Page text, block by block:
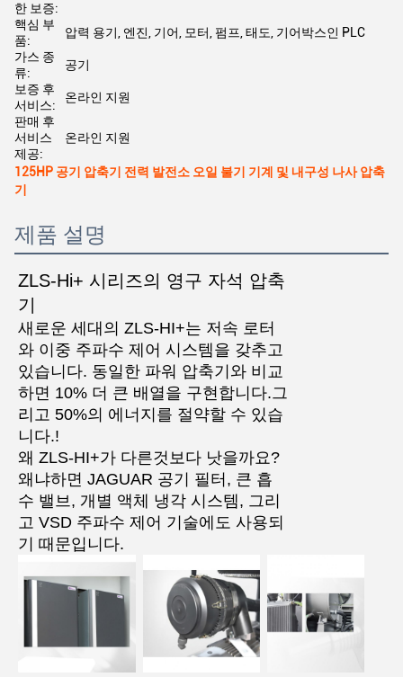
한 보증:
핵심 부
품:
압력 용기, 엔진, 기어, 모터, 펌프, 태도, 기어박스인 PLC
가스 종
류:
공기
보증 후
서비스:
온라인 지원
판매 후
서비스
제공:
온라인 지원
125HP 공기 압축기 전력 발전소 오일 불기 기계 및 내구성 나사 압축
기
제품 설명
ZLS-Hi+ 시리즈의 영구 자석 압축
기
새로운 세대의 ZLS-HI+는 저속 로터
와 이중 주파수 제어 시스템을 갖추고
있습니다. 동일한 파워 압축기와 비교
하면 10% 더 큰 배열을 구현합니다.그
리고 50%의 에너지를 절약할 수 있습
니다.!
왜 ZLS-HI+가 다른것보다 낫을까요?
왜냐하면 JAGUAR 공기 필터, 큰 흡
수 밸브, 개별 액체 냉각 시스템, 그리
고 VSD 주파수 제어 기술에도 사용되
기 때문입니다.